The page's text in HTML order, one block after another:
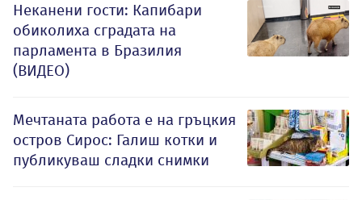
Неканени гости: Капибари
обиколиха сградата на
парламента в Бразилия
(ВИДЕО)
Мечтаната работа е на гръцкия
остров Сирос: Галиш котки и
публикуваш сладки снимки